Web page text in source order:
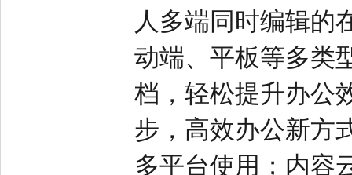
人多端同时编辑的
动端、平板等多类
档，轻松提升办公
步，高效办公新方
多平台使用；内容